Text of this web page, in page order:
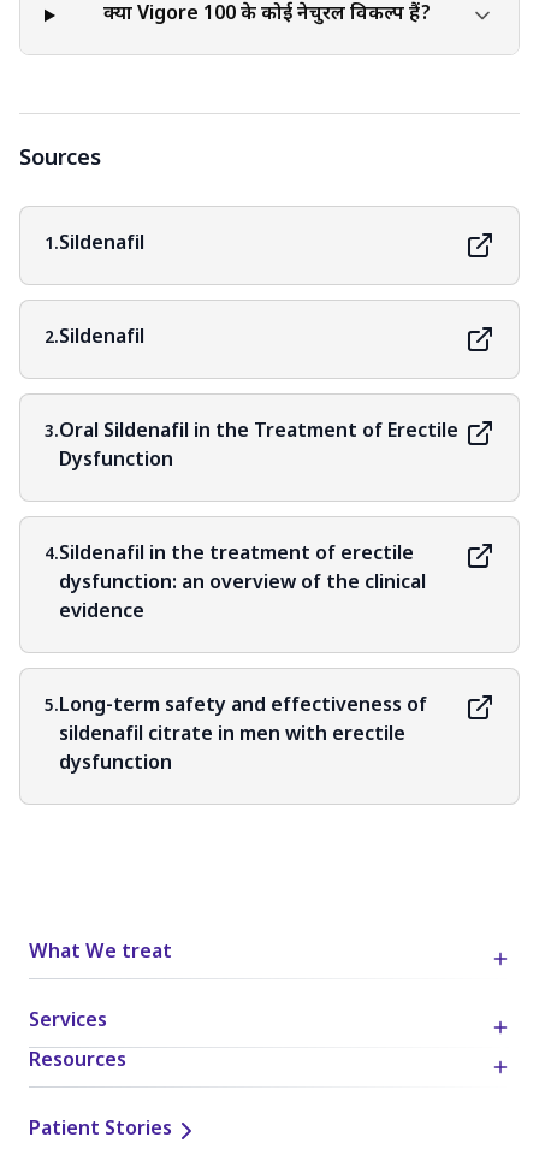
क्या Vigore 100 के कोई नेचुरल विकल्प हैं?
Sources
1.Sildenafil
2.Sildenafil
3.Oral Sildenafil in the Treatment of Erectile
Dysfunction
4.Sildenafil in the treatment of erectile
dysfunction: an overview of the clinical
evidence
5.Long-term safety and effectiveness of
sildenafil citrate in men with erectile
dysfunction
What We treat
Services
Resources
Patient Stories